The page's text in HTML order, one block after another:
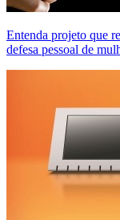
Entenda projeto que
defesa pessoal de